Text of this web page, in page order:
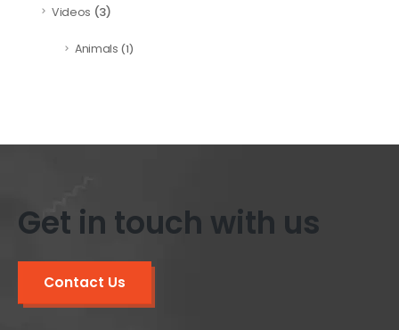
Videos (3)
Animals (1)
Get in touch with us
Contact Us